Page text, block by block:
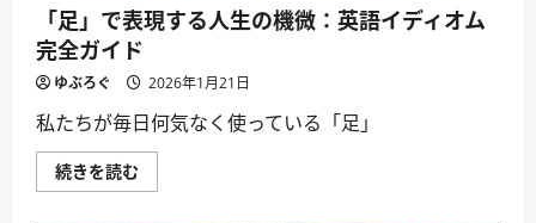
イ
デ
ィ
オ
ム
つ
い
て
ら
「足」で表現する人生の機微：英語イディオム
完全ガイド
ゆぶろぐ 2026年1月21日
私たちが毎日何気なく使っている「足」
続きを読む
で